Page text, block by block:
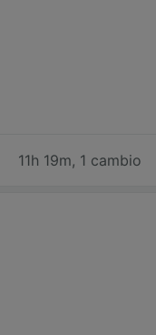
11h 19m, 1 cambio